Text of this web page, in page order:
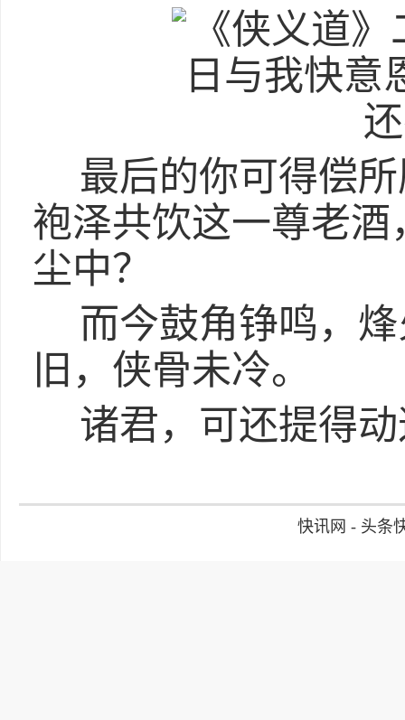
最后的你可得偿
袍泽共饮这一尊老
尘中？
而今鼓角铮鸣，
旧，侠骨未冷。
诸君，可还提得
快讯网 - 头条